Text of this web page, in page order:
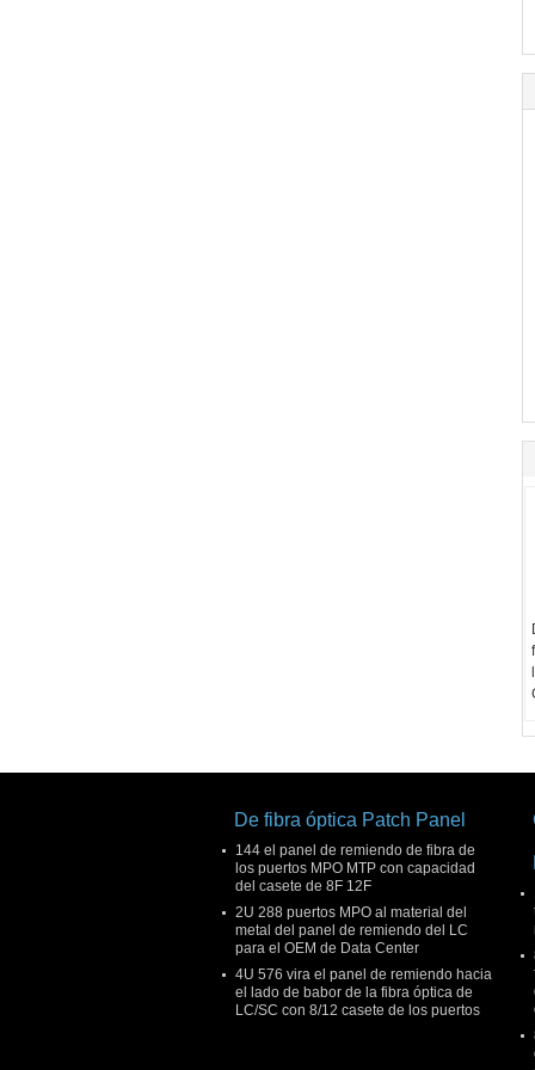
De fibra óptica Patch Panel
144 el panel de remiendo de fibra de
los puertos MPO MTP con capacidad
del casete de 8F 12F
2U 288 puertos MPO al material del
metal del panel de remiendo del LC
para el OEM de Data Center
4U 576 vira el panel de remiendo hacia
el lado de babor de la fibra óptica de
LC/SC con 8/12 casete de los puertos